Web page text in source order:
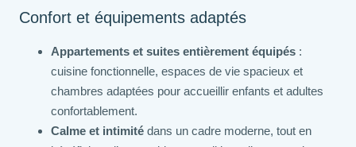
Confort et équipements adaptés
Appartements et suites entièrement équipés :
cuisine fonctionnelle, espaces de vie spacieux et
chambres adaptées pour accueillir enfants et adultes
confortablement.
Calme et intimité dans un cadre moderne, tout en